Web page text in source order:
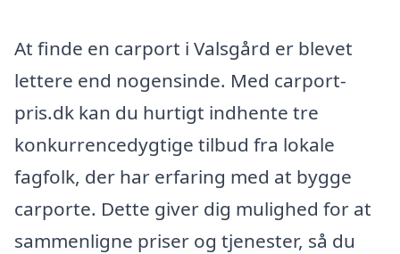
At finde en carport i Valsgård er blevet
lettere end nogensinde. Med carport-
pris.dk kan du hurtigt indhente tre
konkurrencedygtige tilbud fra lokale
fagfolk, der har erfaring med at bygge
carporte. Dette giver dig mulighed for at
sammenligne priser og tjenester, så du